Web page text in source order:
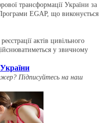
трансформації України за
EGAP, що виконується
актів цивільного
у звичному
Підписуйтесь на наш